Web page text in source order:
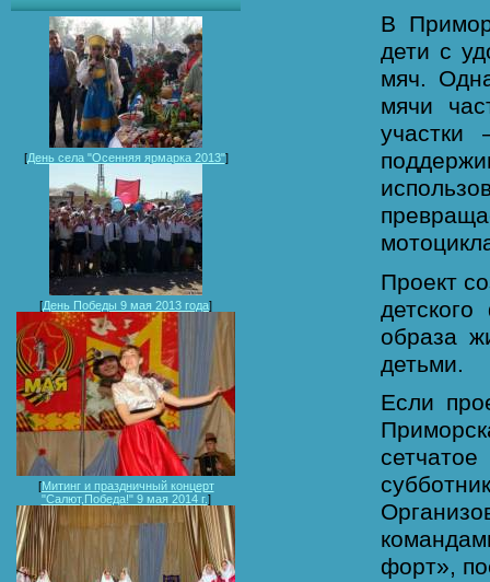
[День села "Осенняя ярмарка 2013"]
[День Победы 9 мая 2013 года]
[Митинг и праздничный концерт
"Салют,Победа!" 9 мая 2014 г.]
В
дети с
мяч.
мячи
участки
Проект
образа
детьми.
Если
форт»,